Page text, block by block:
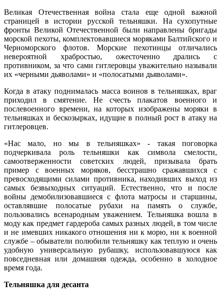
Великая Отечественная война стала еще одной важной
страницей в истории русской тельняшки. На сухопутные
фронты Великой Отечественной были направлены бригады
морской пехоты, комплектовавшиеся моряками Балтийского и
Черноморского флотов. Морские пехотинцы отличались
невероятной храбростью, ожесточенно дрались с
противником, за что сами гитлеровцы уважительно называли
их «черными дьяволами» и «полосатыми дьяволами».
Когда в атаку поднималась масса воинов в тельняшках, враг
приходил в смятение. Не счесть плакатов военного и
послевоенного времени, на которых изображены моряки в
тельняшках и бескозырках, идущие в полный рост в атаку на
гитлеровцев.
«Нас мало, но мы в тельняшках» - такая поговорка
подчеркивала роль тельняшки как символа смелости,
самоотверженности советских людей, призывала брать
пример с военных моряков, бесстрашно сражавшихся с
превосходящими силами противника, находивших выход из
самых безвыходных ситуаций. Естественно, что и после
войны демобилизовавшиеся с флота матросы и старшины,
оставлявшие полосатые рубахи на память о службе,
пользовались всенародным уважением. Тельняшка вошла в
моду как предмет гардероба самых разных людей, в том числе
и не имевших никакого отношения ни к морю, ни к военной
службе – обыватели полюбили тельняшку как теплую и очень
удобную универсальную рубашку, использовавшуюся как
повседневная или домашняя одежда, особенно в холодное
время года.
Тельняшка для десанта